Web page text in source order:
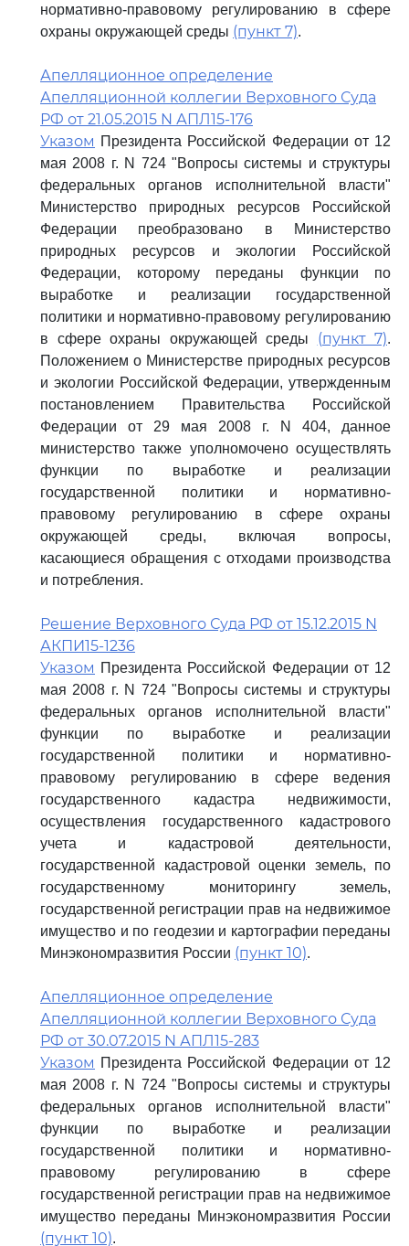
нормативно-правовому регулированию в сфере
охраны окружающей среды (пункт 7).
Апелляционное определение
Апелляционной коллегии Верховного Суда
РФ от 21.05.2015 N АПЛ15-176
Указом Президента Российской Федерации от 12
мая 2008 г. N 724 "Вопросы системы и структуры
федеральных органов исполнительной власти"
Министерство природных ресурсов Российской
Федерации преобразовано в Министерство
природных ресурсов и экологии Российской
Федерации, которому переданы функции по
выработке и реализации государственной
политики и нормативно-правовому регулированию
в сфере охраны окружающей среды (пункт 7).
Положением о Министерстве природных ресурсов
и экологии Российской Федерации, утвержденным
постановлением Правительства Российской
Федерации от 29 мая 2008 г. N 404, данное
министерство также уполномочено осуществлять
функции по выработке и реализации
государственной политики и нормативно-
правовому регулированию в сфере охраны
окружающей среды, включая вопросы,
касающиеся обращения с отходами производства
и потребления.
Решение Верховного Суда РФ от 15.12.2015 N
АКПИ15-1236
Указом Президента Российской Федерации от 12
мая 2008 г. N 724 "Вопросы системы и структуры
федеральных органов исполнительной власти"
функции по выработке и реализации
государственной политики и нормативно-
правовому регулированию в сфере ведения
государственного кадастра недвижимости,
осуществления государственного кадастрового
учета и кадастровой деятельности,
государственной кадастровой оценки земель, по
государственному мониторингу земель,
государственной регистрации прав на недвижимое
имущество и по геодезии и картографии переданы
Минэкономразвития России (пункт 10).
Апелляционное определение
Апелляционной коллегии Верховного Суда
РФ от 30.07.2015 N АПЛ15-283
Указом Президента Российской Федерации от 12
мая 2008 г. N 724 "Вопросы системы и структуры
федеральных органов исполнительной власти"
функции по выработке и реализации
государственной политики и нормативно-
правовому регулированию в сфере
государственной регистрации прав на недвижимое
имущество переданы Минэкономразвития России
(пункт 10).